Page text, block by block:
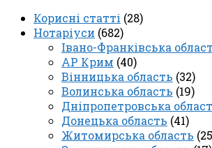
Корисні статті (28)
Нотаріуси (682)
Івано-Франківська
АР Крим (40)
Вінницька область (32)
Волинська область (19)
Дніпропетровська
Донецька область (41)
Житомирська область